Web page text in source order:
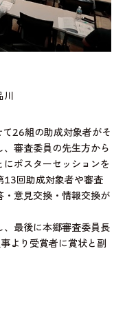
川
26組の助成対象者がそ
審査委員の先生方から
ポスターセッションを
13回助成対象者や審査
意見交換・情報交換が
最後に本郷審査委員長
より受賞者に賞状と副